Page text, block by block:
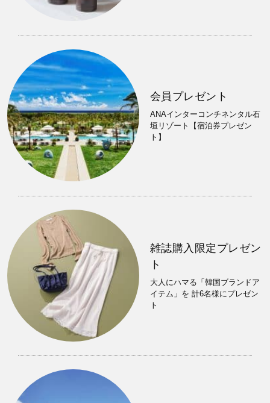
会員プレゼント
ANAインターコンチネンタル石
垣リゾート【宿泊券プレゼン
ト】
雑誌購入限定プレゼン
ト
大人にハマる「韓国ブランドア
イテム」を 計6名様にプレゼン
ト